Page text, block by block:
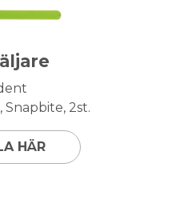
Snapbite, 2st.
HÄR